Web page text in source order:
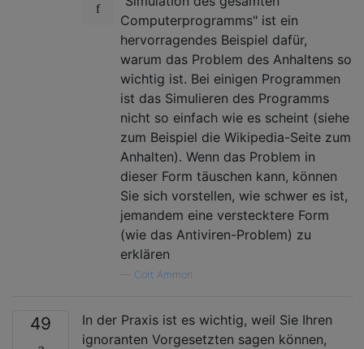
Computerprogramms" ist ein
hervorragendes Beispiel dafür,
warum das Problem des Anhaltens so
wichtig ist. Bei einigen Programmen
ist das Simulieren des Programms
nicht so einfach wie es scheint (siehe
zum Beispiel die Wikipedia-Seite zum
Anhalten). Wenn das Problem in
dieser Form täuschen kann, können
Sie sich vorstellen, wie schwer es ist,
jemandem eine verstecktere Form
(wie das Antiviren-Problem) zu
erklären
Cort Ammon
49
In der Praxis ist es wichtig, weil Sie Ihren
ignoranten Vorgesetzten sagen können,